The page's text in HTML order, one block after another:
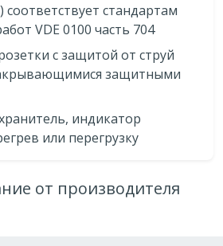
соответствует стандартам
VDE 0100 часть 704
с защитой от струй
защитными
индикатор
или перегрузку
от производителя